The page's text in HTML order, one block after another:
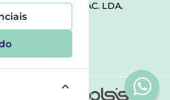
SOC. FARMAC. LDA.
036 Almada